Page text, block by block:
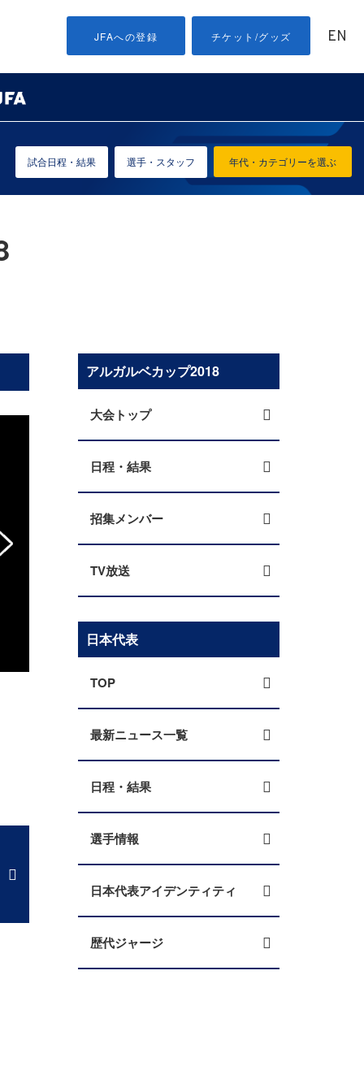
JFAへの登録 チケット/グッズ EN
年代・カテゴリーを選ぶ
試合日程・結果 選手・スタッフ
なでしこジャパン 大会最終戦カナダ女子代
アルガルベカップ2018
大会トップ
日程・結果
招集メンバー
TV放送
日本代表
TOP
最新ニュース一覧
日程・結果
選手情報
日本代表アイデンティティ
歴代ジャージ